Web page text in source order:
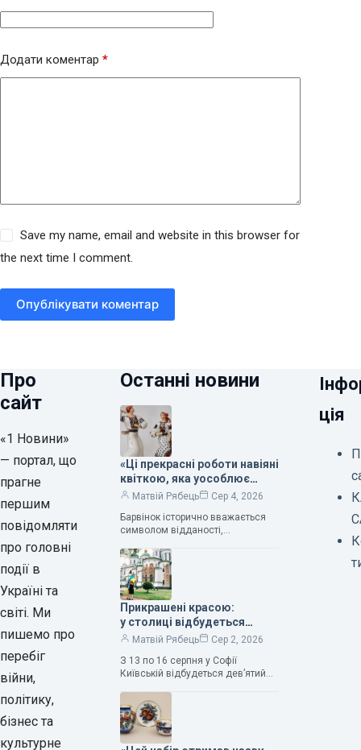
Додати коментар *
Save my name, email and website in this browser for
the next time I comment.
Опублікувати коментар
Про
сайт
«1 Новини»
— портал, що
прагне
першим
повідомляти
про головні
події в
Україні та
світі. Ми
пишемо про
перебіг
війни,
політику,
бізнес та
культурне
Останні новини
«Ці прекрасні роботи навіяні
квіткою, яка уособлює
нескінченне кохання», —
Людмила Карпінська-
Романюк
Матвій Рябець
Сер 4, 2026
Барвінок історично вважається
символом відданості,
та тривалого подружнього союзу.
Саме тому ця рослина надихала і
продовжує надихати митців на
Прикрашені красою:
у столиці відбудеться
дев’ятий фестиваль
Матвій Рябець
Сер 2, 2026
З 13 по 16 серпня у Софії
Київській відбудеться дев’ятий
мистецтв Bouquet Kyiv Stage. Ця
подія традиційно…
ція